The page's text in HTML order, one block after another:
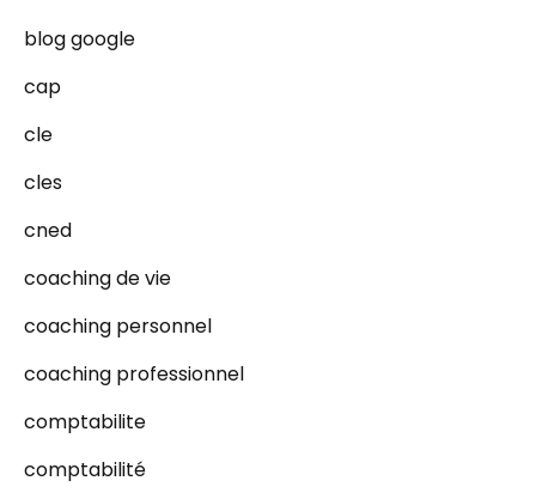
blog google
cap
cle
cles
cned
coaching de vie
coaching personnel
coaching professionnel
comptabilite
comptabilité